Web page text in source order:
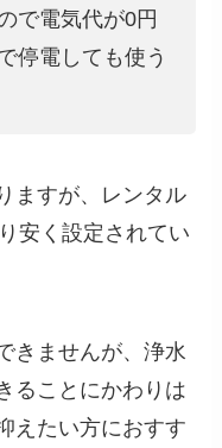
で電気代が0円
停電しても使う
ますが、レンタル
安く設定されてい
きませんが、浄水
ることにかわりは
えたい方におすす